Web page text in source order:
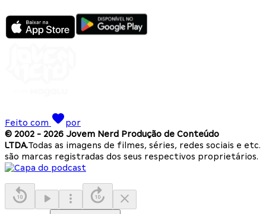
Feito com
por
© 2002 - 2026 Jovem Nerd Produção de Conteúdo
LTDA.Todas as imagens de filmes, séries, redes sociais e etc.
são marcas registradas dos seus respectivos proprietários.